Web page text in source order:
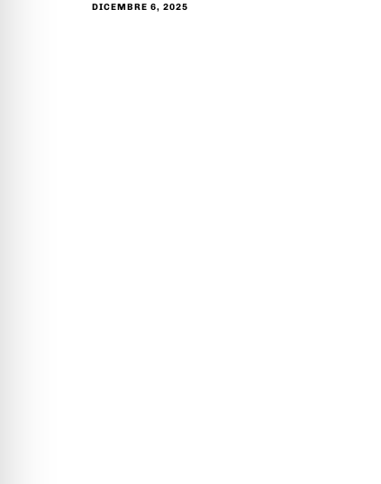
DICEMBRE 6, 2025